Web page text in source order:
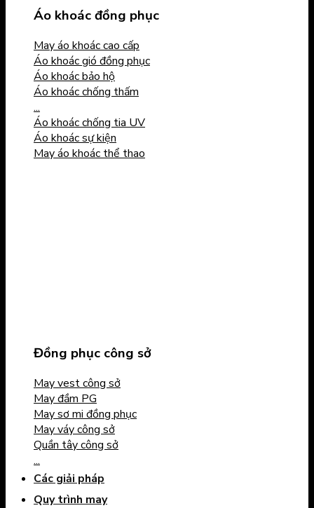
Áo khoác đồng phục
May áo khoác cao cấp
Áo khoác gió đồng phục
Áo khoác bảo hộ
Áo khoác chống thấm
...
Áo khoác chống tia UV
Áo khoác sự kiện
May áo khoác thể thao
Đồng phục công sở
May vest công sở
May đầm PG
May sơ mi đồng phục
May váy công sở
Quần tây công sở
...
Các giải pháp
Quy trình may